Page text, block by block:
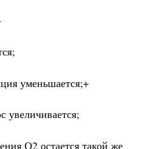
уменьшается;+
увеличивается;
О2 остается такой же